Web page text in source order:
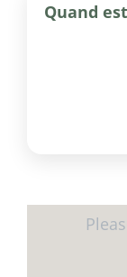
Quand